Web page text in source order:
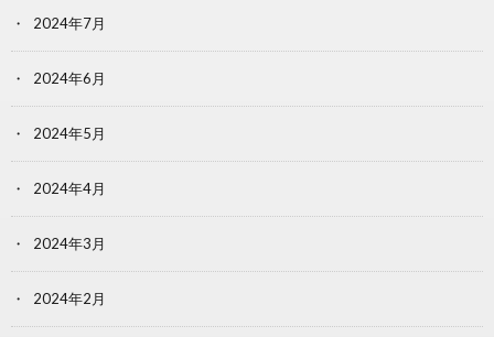
2024年7月
2024年6月
2024年5月
2024年4月
2024年3月
2024年2月